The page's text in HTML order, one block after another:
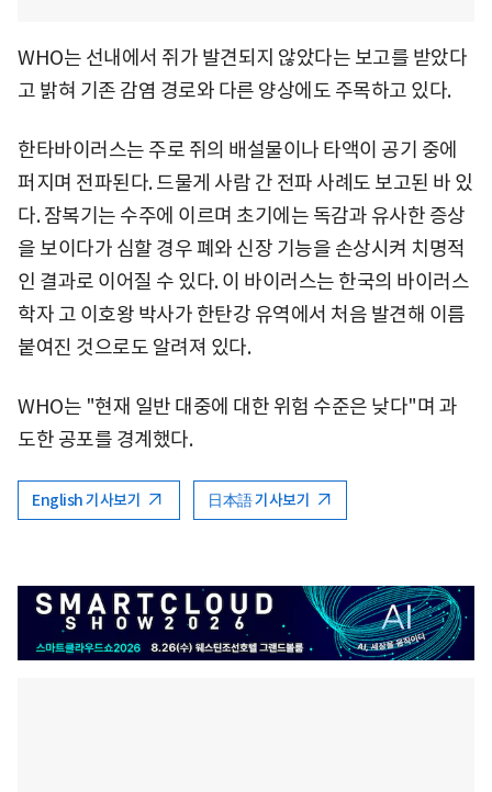
WHO는 선내에서 쥐가 발견되지 않았다는 보고를 받았다
고 밝혀 기존 감염 경로와 다른 양상에도 주목하고 있다.
한타바이러스는 주로 쥐의 배설물이나 타액이 공기 중에
퍼지며 전파된다. 드물게 사람 간 전파 사례도 보고된 바 있
다. 잠복기는 수주에 이르며 초기에는 독감과 유사한 증상
을 보이다가 심할 경우 폐와 신장 기능을 손상시켜 치명적
인 결과로 이어질 수 있다. 이 바이러스는 한국의 바이러스
학자 고 이호왕 박사가 한탄강 유역에서 처음 발견해 이름
붙여진 것으로도 알려져 있다.
WHO는 "현재 일반 대중에 대한 위험 수준은 낮다"며 과
도한 공포를 경계했다.
English 기사보기 日本語 기사보기